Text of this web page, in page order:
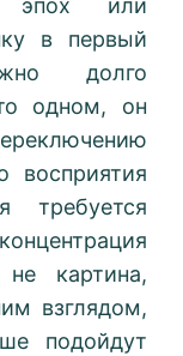
эпох или
в первый
долго
одном, он
восприятия
требуется
картина,
взглядом,
подойдут